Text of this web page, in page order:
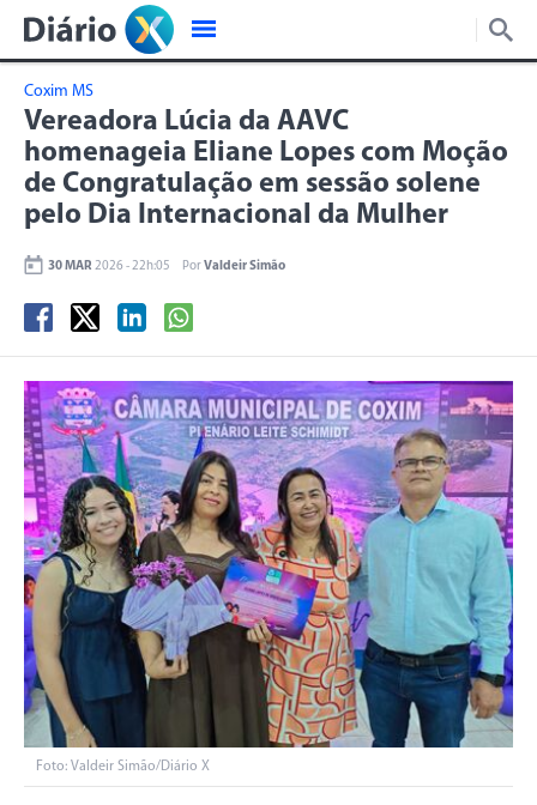
Coxim MS
Vereadora Lúcia da AAVC
homenageia Eliane Lopes com Moção
de Congratulação em sessão solene
pelo Dia Internacional da Mulher
30 MAR 2026 - 22h:05 PorValdeir Simão
Foto: Valdeir Simão/Diário X